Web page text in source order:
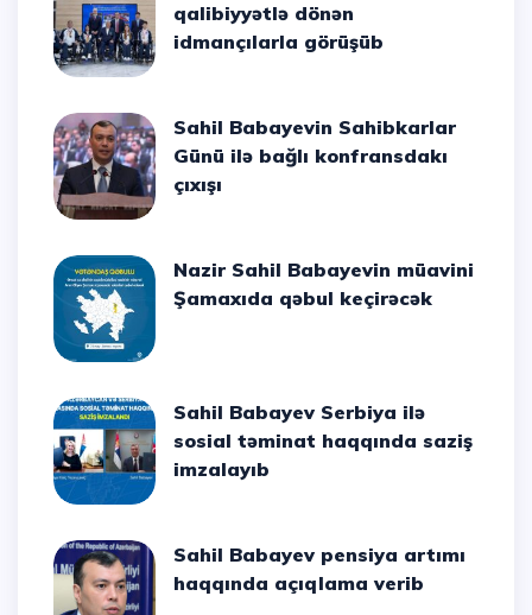
qalibiyyətlə dönən
idmançılarla görüşüb
Sahil Babayevin Sahibkarlar
Günü ilə bağlı konfransdakı
çıxışı
Nazir Sahil Babayevin müavini
Şamaxıda qəbul keçirəcək
Sahil Babayev Serbiya ilə
sosial təminat haqqında saziş
imzalayıb
Sahil Babayev pensiya artımı
haqqında açıqlama verib